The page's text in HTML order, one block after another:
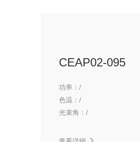
CEAP02-095
功率： /
色温： /
光束角： /